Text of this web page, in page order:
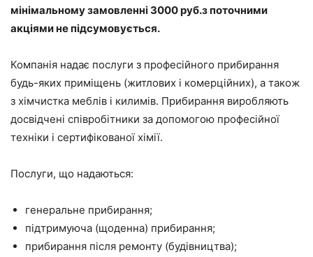
мінімальному замовленні 3000 руб.з поточними
акціями не підсумовується.
Компанія надає послуги з професійного прибирання
будь-яких приміщень (житлових і комерційних), а також
з хімчистка меблів і килимів. Прибирання виробляють
досвідчені співробітники за допомогою професійної
техніки і сертифікованої хімії.
Послуги, що надаються:
генеральне прибирання;
підтримуюча (щоденна) прибирання;
прибирання після ремонту (будівництва);